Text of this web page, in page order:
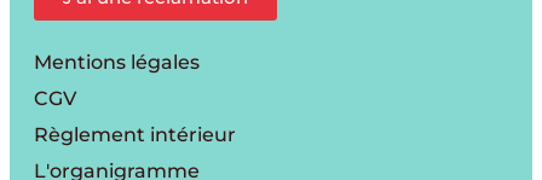
Mentions légales
CGV
Règlement intérieur
L'organigramme